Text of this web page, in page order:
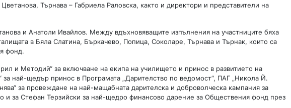
Търнава – Габриела Раловска, както и директори и представители на
и Анатоли Ивайлов. Между вдъхновяващите изпълнения на участниците бяха
в Бяла Слатина, Бъркачево, Попица, Соколаре, Търнава и Търнак, които са
фонд.
и Методий“ за включване на екипа на училището и принос в развитието на
за най-щедър принос в Програмата „Дарителство по ведомост“, ПАГ „Никола Й.
за провеждане на най-мащабната дарителска и доброволческа кампания за
и за Стефан Терзийски за най-щедро финансово дарение за Обществения фонд през